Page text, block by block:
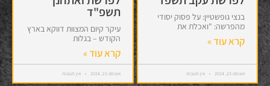
בנצי גופשטיין: על פסוק יסודי
מהפרשה: "ואכלת את
קרא עוד »
אוגוסט 23, 2024 אין תגובות
תשפ"ד
עיקר קיום המצוות דווקא בארץ
הקודש – בגלות
קרא עוד »
אוגוסט 15, 2024 אין תגובות